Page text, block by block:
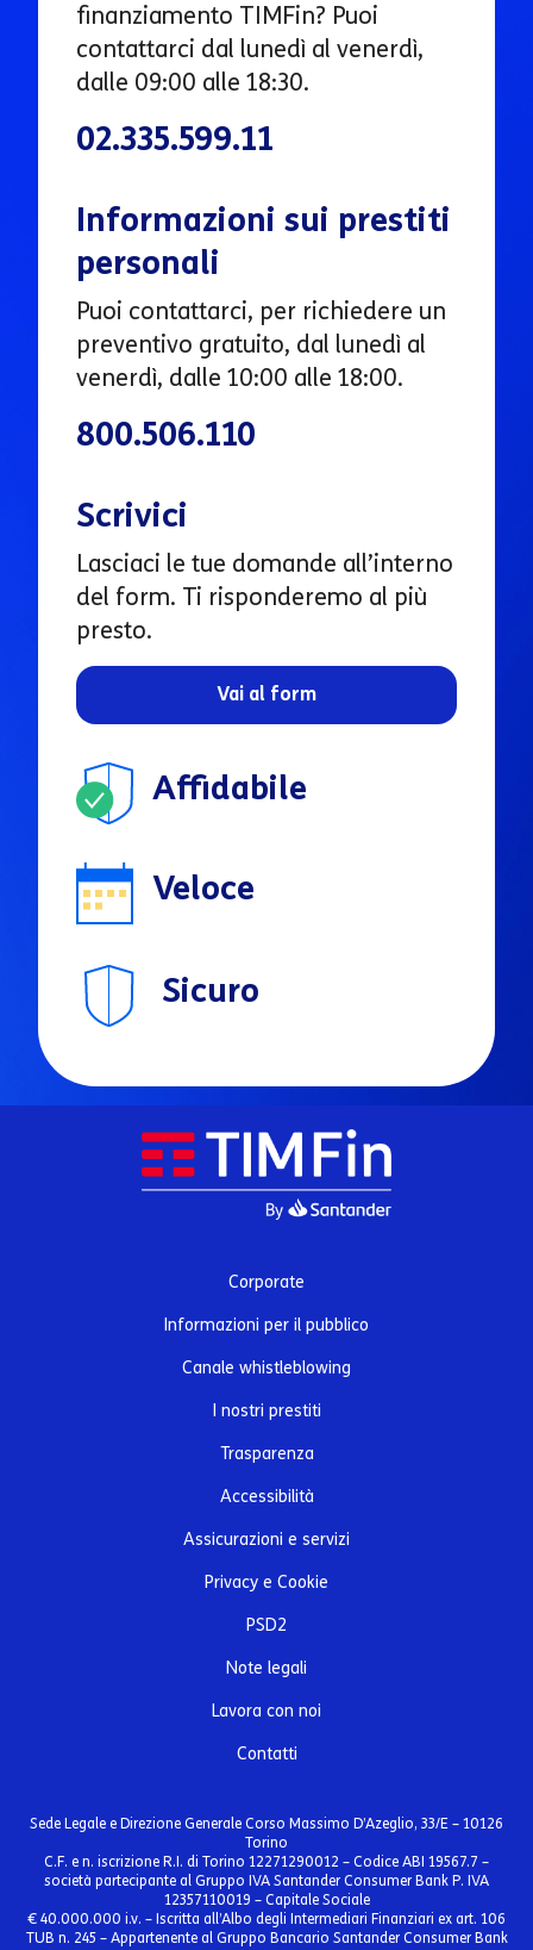
finanziamento TIMFin? Puoi
contattarci dal lunedì al venerdì,
dalle 09:00 alle 18:30.
02.335.599.11
Informazioni sui prestiti
personali
Puoi contattarci, per richiedere un
preventivo gratuito, dal lunedì al
venerdì, dalle 10:00 alle 18:00.
800.506.110
Scrivici
Lasciaci le tue domande all’interno
del form. Ti risponderemo al più
presto.
Vai al form
Affidabile
Veloce
Sicuro
Corporate
Informazioni per il pubblico
Canale whistleblowing
I nostri prestiti
Trasparenza
Accessibilità
Assicurazioni e servizi
Privacy e Cookie
PSD2
Note legali
Lavora con noi
Contatti
Sede Legale e Direzione Generale Corso Massimo D’Azeglio, 33/E – 10126
Torino
C.F. e n. iscrizione R.I. di Torino 12271290012 – Codice ABI 19567.7 –
società partecipante al Gruppo IVA Santander Consumer Bank P. IVA
12357110019 – Capitale Sociale
€ 40.000.000 i.v. – Iscritta all’Albo degli Intermediari Finanziari ex art. 106
TUB n. 245 – Appartenente al Gruppo Bancario Santander Consumer Bank